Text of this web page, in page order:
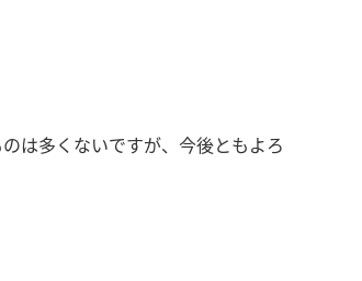
は多くないですが、今後ともよろ